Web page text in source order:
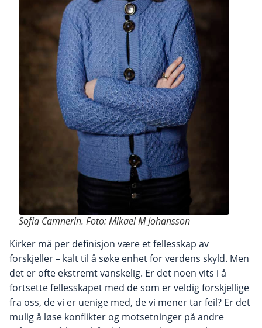
Sofia Camnerin. Foto: Mikael M Johansson
Kirker må per definisjon være et fellesskap av
forskjeller – kalt til å søke enhet for verdens skyld. Men
det er ofte ekstremt vanskelig. Er det noen vits i å
fortsette fellesskapet med de som er veldig forskjellige
fra oss, de vi er uenige med, de vi mener tar feil? Er det
mulig å løse konflikter og motsetninger på andre